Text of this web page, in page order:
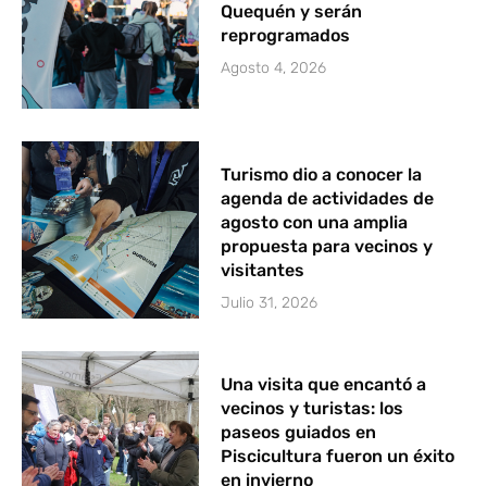
Quequén y serán
reprogramados
Agosto 4, 2026
Turismo dio a conocer la
agenda de actividades de
agosto con una amplia
propuesta para vecinos y
visitantes
Julio 31, 2026
Una visita que encantó a
vecinos y turistas: los
paseos guiados en
Piscicultura fueron un éxito
en invierno